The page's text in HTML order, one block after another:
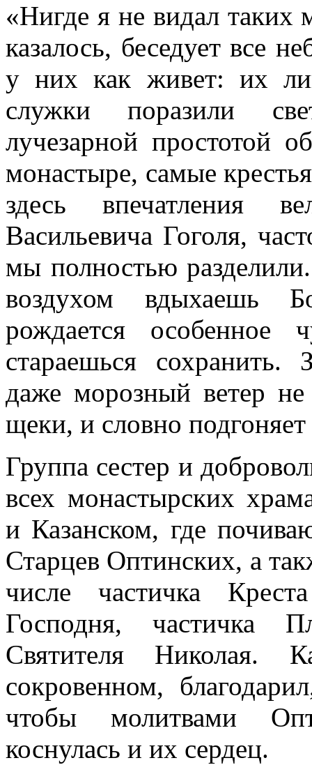
«Нигде я не видал
казалось, беседует все
у них как живет: их
служки поразили
лучезарной простотой
монастыре, самые
здесь впечатления
Васильевича Гоголя,
мы полностью
воздухом вдыхаешь
рождается особенное
стараешься сохранить.
даже морозный ветер не
щеки, и словно
Группа сестер и
всех монастырских
и Казанском, где
Старцев Оптинских, а
числе частичка
Господня, частичка
Святителя Николая.
сокровенном,
чтобы молитвами
коснулась и их сердец.